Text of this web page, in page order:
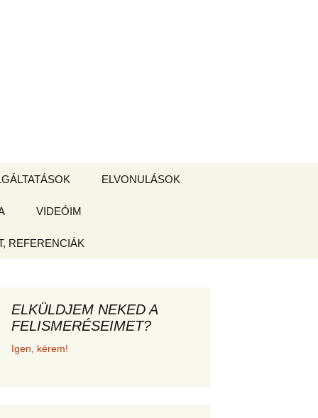
BOLT
ELVONULÁSOK
VIDEÓIM
REFERENCIÁK
az új
és
ELKÜLDJEM NEKED A
FELISMERÉSEIMET?
Igen, kérem!